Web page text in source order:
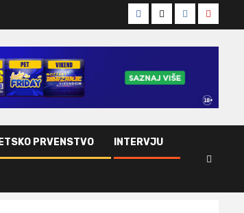
Facebook
TwitterInstagram
PRVENSTVO INTERVJU